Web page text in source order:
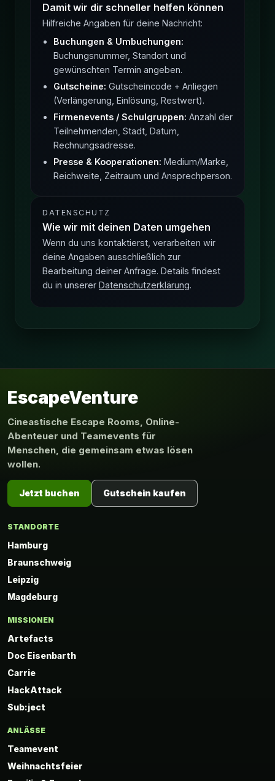
Damit wir dir schneller helfen können
Hilfreiche Angaben für deine Nachricht:
Buchungen & Umbuchungen:
Buchungsnummer, Standort und
gewünschten Termin angeben.
Gutscheine: Gutscheincode + Anliegen
(Verlängerung, Einlösung, Restwert).
Firmenevents / Schulgruppen: Anzahl der
Teilnehmenden, Stadt, Datum,
Rechnungsadresse.
Presse & Kooperationen: Medium/Marke,
Reichweite, Zeitraum und Ansprechperson.
DATENSCHUTZ
Wie wir mit deinen Daten umgehen
Wenn du uns kontaktierst, verarbeiten wir
deine Angaben ausschließlich zur
Bearbeitung deiner Anfrage. Details findest
du in unsererDatenschutzerklärung.
EscapeVenture
Cineastische Escape Rooms, Online-
Abenteuer und Teamevents für
Menschen, die gemeinsam etwas lösen
wollen.
Jetzt buchen Gutschein kaufen
STANDORTE
Hamburg
Braunschweig
Leipzig
Magdeburg
MISSIONEN
Artefacts
Doc Eisenbarth
Carrie
HackAttack
Sub:ject
ANLÄSSE
Teamevent
Weihnachtsfeier